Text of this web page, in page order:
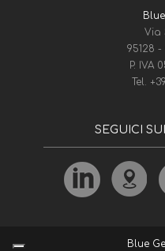
Via
95128
P. IVA
Tel.
SEGUICI
Blue